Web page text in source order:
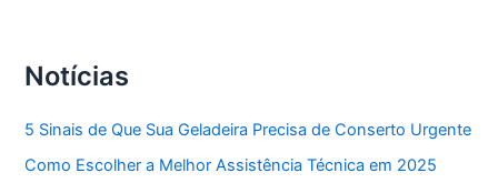
Notícias
5 Sinais de Que Sua Geladeira Precisa de Conserto Urgente
Como Escolher a Melhor Assistência Técnica em 2025